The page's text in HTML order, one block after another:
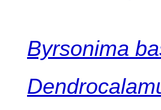
Byrsonima